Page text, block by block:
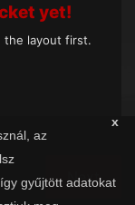
x
az
gyűjtött adatokat
yet!
the layout first.
Next